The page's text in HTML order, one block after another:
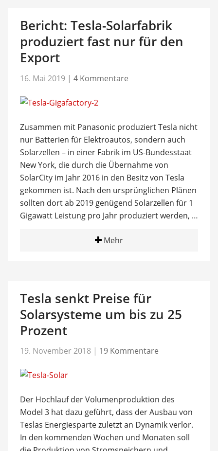
Bericht: Tesla-Solarfabrik
produziert fast nur für den
Export
16. Mai 2019 | 4 Kommentare
Zusammen mit Panasonic produziert Tesla nicht
nur Batterien für Elektroautos, sondern auch
Solarzellen – in einer Fabrik im US-Bundesstaat
New York, die durch die Übernahme von
SolarCity im Jahr 2016 in den Besitz von Tesla
gekommen ist. Nach den ursprünglichen Plänen
sollten dort ab 2019 genügend Solarzellen für 1
Gigawatt Leistung pro Jahr produziert werden, …
Mehr
Tesla senkt Preise für
Solarsysteme um bis zu 25
Prozent
19. November 2018 | 19 Kommentare
Der Hochlauf der Volumenproduktion des
Model 3 hat dazu geführt, dass der Ausbau von
Teslas Energiesparte zuletzt an Dynamik verlor.
In den kommenden Wochen und Monaten soll